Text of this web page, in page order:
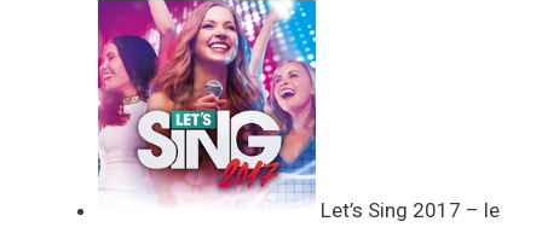
Let’s Sing 2017 – le